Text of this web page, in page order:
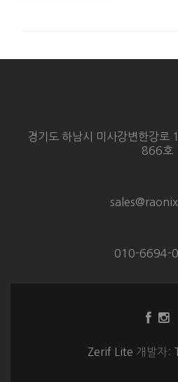
경기도 하남시 미사강변한강로
866호
010-6694-
크 크
Zerif Lite 개발자: